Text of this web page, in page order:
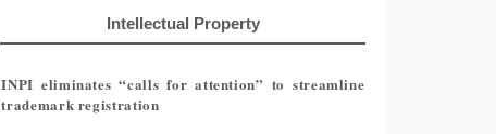
Intellectual Property
INPI eliminates “calls for attention” to streamline
trademark registration